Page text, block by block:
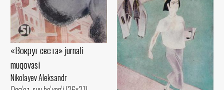
«Вокруг света» jurnali
muqovasi
Nikolayev Aleksandr